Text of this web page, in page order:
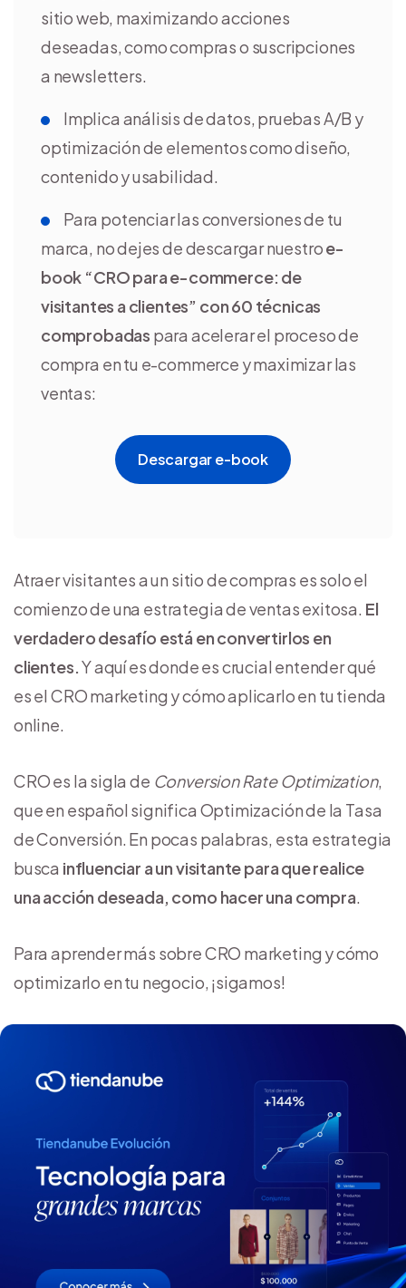
sitio web, maximizando acciones
deseadas, como compras o suscripciones
a newsletters.
Implica análisis de datos, pruebas A/B y
optimización de elementos como diseño,
contenido y usabilidad.
Para potenciar las conversiones de tu
marca, no dejes de descargar nuestroe-
book “CRO para e-commerce: de
visitantes a clientes” con 60 técnicas
comprobadas para acelerar el proceso de
compra en tu e-commerce y maximizar las
ventas:
Descargar e-book
Atraer visitantes a un sitio de compras es solo el
comienzo de una estrategia de ventas exitosa. El
verdadero desafío está en convertirlos en
clientes.Y aquí es donde es crucial entender qué
es el CRO marketing y cómo aplicarlo en tu tienda
online.
CRO es la sigla de Conversion Rate Optimization,
que en español significa Optimización de la Tasa
de Conversión. En pocas palabras, esta estrategia
busca influenciar a un visitante para que realice
una acción deseada, como hacer una compra.
Para aprender más sobre CRO marketing y cómo
optimizarlo en tu negocio, ¡sigamos!